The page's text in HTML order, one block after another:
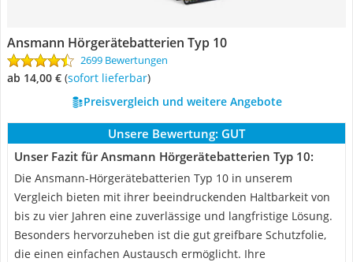
Ansmann Hörgerätebatterien Typ 10
2699 Bewertungen
ab 14,00 € ( Sofort lieferbar)
Preisvergleich und weitere Angebote
Unsere Bewertung: GUT
Unser Fazit für Ansmann Hörgerätebatterien Typ 10:
Die Ansmann-Hörgerätebatterien Typ 10 in unserem
Vergleich bieten mit ihrer beeindruckenden Haltbarkeit von
bis zu vier Jahren eine zuverlässige und langfristige Lösung.
Besonders hervorzuheben ist die gut greifbare Schutzfolie,
die einen einfachen Austausch ermöglicht. Ihre